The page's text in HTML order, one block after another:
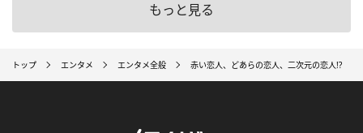
もっと見る
トップ エンタメ エンタメ全般 赤い恋人、どあらの恋人、二次元の恋人!? 「